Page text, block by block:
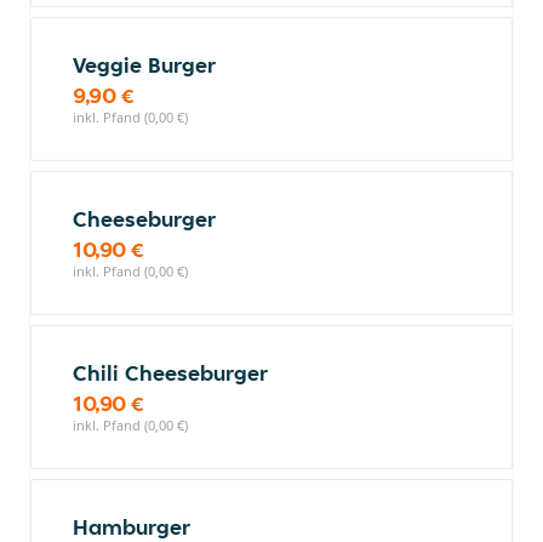
Veggie Burger
9,90 €
inkl. Pfand (0,00 €)
Cheeseburger
10,90 €
inkl. Pfand (0,00 €)
Chili Cheeseburger
10,90 €
inkl. Pfand (0,00 €)
Hamburger